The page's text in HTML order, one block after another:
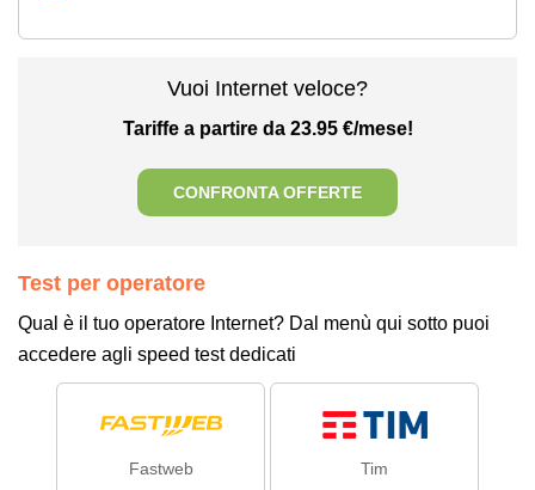
Vuoi Internet veloce?
Tariffe a partire da 23.95 €/mese!
CONFRONTA OFFERTE
Test per operatore
Qual è il tuo operatore Internet? Dal menù qui sotto puoi
accedere agli speed test dedicati
Fastweb Tim